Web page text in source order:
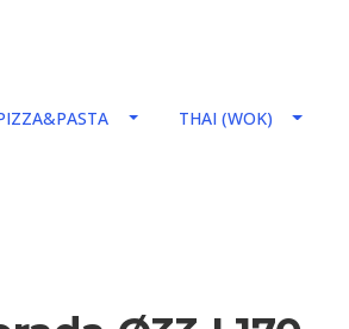
THAI (WOK)